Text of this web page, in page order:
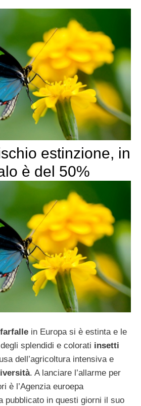
estinzione, in
è del 50%
farfalle in Europa si è estinta e le
splendidi e colorati insetti
dell’agricoltura intensiva e
. A lanciare l’allarme per
è l’Agenzia euroepa
pubblicato in questi giorni il suo